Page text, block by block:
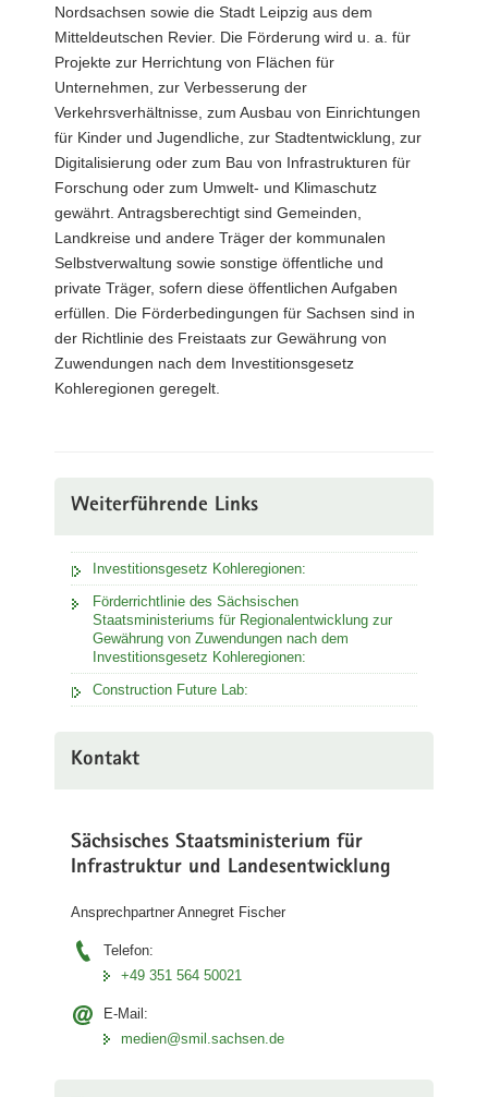
Nordsachsen sowie die Stadt Leipzig aus dem
Mitteldeutschen Revier. Die Förderung wird u. a. für
Projekte zur Herrichtung von Flächen für
Unternehmen, zur Verbesserung der
Verkehrsverhältnisse, zum Ausbau von Einrichtungen
für Kinder und Jugendliche, zur Stadtentwicklung, zur
Digitalisierung oder zum Bau von Infrastrukturen für
Forschung oder zum Umwelt- und Klimaschutz
gewährt. Antragsberechtigt sind Gemeinden,
Landkreise und andere Träger der kommunalen
Selbstverwaltung sowie sonstige öffentliche und
private Träger, sofern diese öffentlichen Aufgaben
erfüllen. Die Förderbedingungen für Sachsen sind in
der Richtlinie des Freistaats zur Gewährung von
Zuwendungen nach dem Investitionsgesetz
Kohleregionen geregelt.
Weiterführende Links
Investitionsgesetz Kohleregionen:
Förderrichtlinie des Sächsischen
Staatsministeriums für Regionalentwicklung zur
Gewährung von Zuwendungen nach dem
Investitionsgesetz Kohleregionen:
Construction Future Lab:
Kontakt
Sächsisches Staatsministerium für
Infrastruktur und Landesentwicklung
Ansprechpartner Annegret Fischer
Telefon:
+49 351 564 50021
E-Mail:
medien@smil.sachsen.de